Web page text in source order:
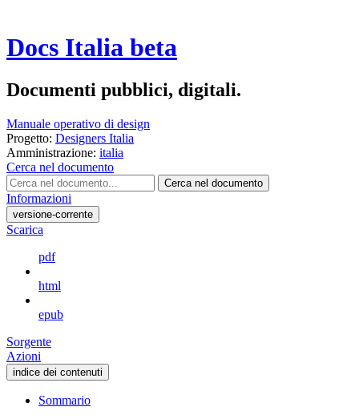
Docs Italia beta
Documenti pubblici, digitali.
Manuale operativo di design
Progetto: Designers Italia
Amministrazione: italia
Cerca nel documento
Cerca nel documento
Informazioni
versione-corrente
Scarica
pdf
html
epub
Sorgente
Azioni
indice dei contenuti
Sommario